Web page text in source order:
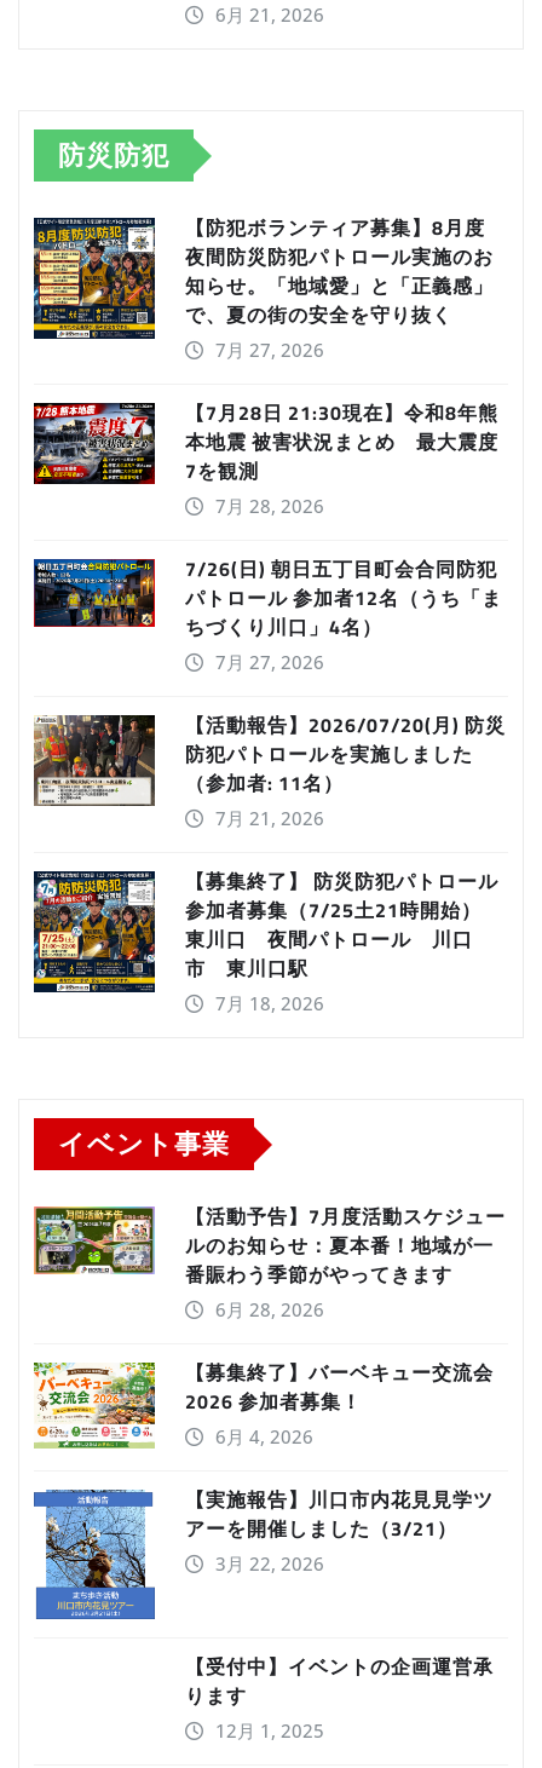
6月 21, 2026
防災防犯
【防犯ボランティア募集】8月度
夜間防災防犯パトロール実施のお
知らせ。「地域愛」と「正義感」
で、夏の街の安全を守り抜く
7月 27, 2026
【7月28日 21:30現在】令和8年熊
本地震 被害状況まとめ 最大震度
7を観測
7月 28, 2026
7/26(日) 朝日五丁目町会合同防犯
パトロール 参加者12名（うち「ま
ちづくり川口」4名）
7月 27, 2026
【活動報告】2026/07/20(月) 防災
防犯パトロールを実施しました
（参加者: 11名）
7月 21, 2026
【募集終了】 防災防犯パトロール
参加者募集（7/25土21時開始）
東川口 夜間パトロール 川口
市 東川口駅
7月 18, 2026
イベント事業
【活動予告】7月度活動スケジュー
ルのお知らせ：夏本番！地域が一
番賑わう季節がやってきます
6月 28, 2026
【募集終了】バーベキュー交流会
2026 参加者募集！
6月 4, 2026
【実施報告】川口市内花見見学ツ
アーを開催しました（3/21）
3月 22, 2026
【受付中】イベントの企画運営承
ります
12月 1, 2025